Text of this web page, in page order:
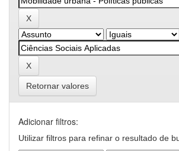
Retornar valores
Adicionar filtros:
Utilizar filtros para refinar o resultado de